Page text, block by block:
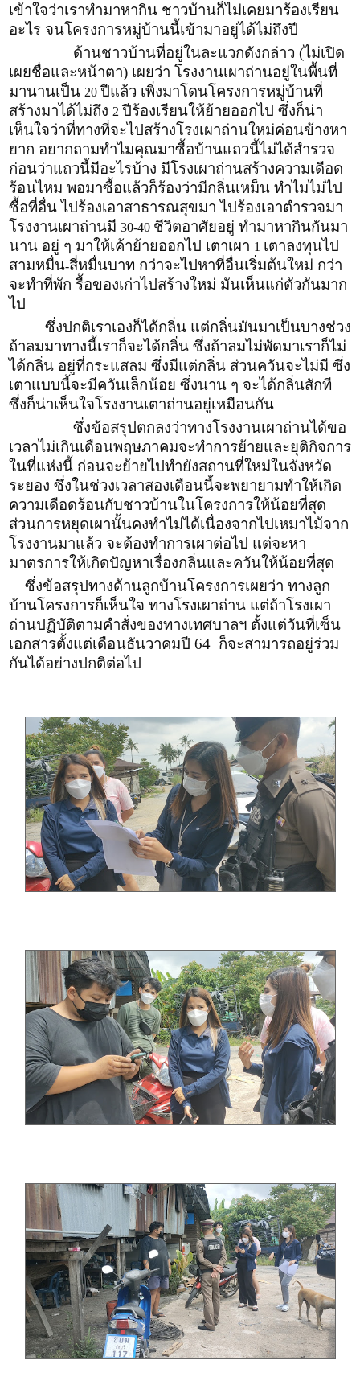
เข้าใจว่าเราทำมาหากิน ชาวบ้านก็ไม่เคยมาร้องเรียน
อะไร จนโครงการหมู่บ้านนี้เข้ามาอยู่ได้ไม่ถึงปี
ด้านชาวบ้านที่อยู่ในละแวกดังกล่าว (ไม่เปิด
เผยชื่อและหน้าตา) เผยว่า โรงงานเผาถ่านอยู่ในพื้นที่
มานานเป็น 20 ปีแล้ว เพิ่งมาโดนโครงการหมู่บ้านที่
สร้างมาได้ไม่ถึง 2 ปีร้องเรียนให้ย้ายออกไป ซึ่งก็น่า
เห็นใจว่าที่ทางที่จะไปสร้างโรงเผาถ่านใหม่ค่อนข้างหา
ยาก อยากถามทำไมคุณมาซื้อบ้านแถวนี้ไม่ได้สำรวจ
ก่อนว่าแถวนี้มีอะไรบ้าง มีโรงเผาถ่านสร้างความเดือด
ร้อนไหม พอมาซื้อแล้วก็ร้องว่ามีกลิ่นเหม็น ทำไมไม่ไป
ซื้อที่อื่น ไปร้องเอาสาธารณสุขมา ไปร้องเอาตำรวจมา
โรงงานเผาถ่านมี 30-40 ชีวิตอาศัยอยู่ ทำมาหากินกันมา
นาน อยู่ ๆ มาให้เค้าย้ายออกไป เตาเผา 1 เตาลงทุนไป
สามหมื่น-สี่หมื่นบาท กว่าจะไปหาที่อื่นเริ่มต้นใหม่ กว่า
จะทำที่พัก รื้อของเก่าไปสร้างใหม่ มันเห็นแก่ตัวกันมาก
ไป
ซึ่งปกติเราเองก็ได้กลิ่น แต่กลิ่นมันมาเป็นบางช่วง
ถ้าลมมาทางนี้เราก็จะได้กลิ่น ซึ่งถ้าลมไม่พัดมาเราก็ไม่
ได้กลิ่น อยู่ที่กระแสลม ซึ่งมีแต่กลิ่น ส่วนควันจะไม่มี ซึ่ง
เตาแบบนี้จะมีควันเล็กน้อย ซึ่งนาน ๆ จะได้กลิ่นสักที
ซึ่งก็น่าเห็นใจโรงงานเตาถ่านอยู่เหมือนกัน
ซึ่งข้อสรุปตกลงว่าทางโรงงานเผาถ่านได้ขอ
เวลาไม่เกินเดือนพฤษภาคมจะทำการย้ายและยุติกิจการ
ในที่แห่งนี้ ก่อนจะย้ายไปทำยังสถานที่ใหม่ในจังหวัด
ระยอง ซึ่งในช่วงเวลาสองเดือนนี้จะพยายามทำให้เกิด
ความเดือดร้อนกับชาวบ้านในโครงการให้น้อยที่สุด
ส่วนการหยุดเผานั้นคงทำไม่ได้เนื่องจากไปเหมาไม้จาก
โรงงานมาแล้ว จะต้องทำการเผาต่อไป แต่จะหา
มาตรการให้เกิดปัญหาเรื่องกลิ่นและควันให้น้อยที่สุด
ซึ่งข้อสรุปทางด้านลูกบ้านโครงการเผยว่า ทางลูก
บ้านโครงการก็เห็นใจ ทางโรงเผาถ่าน แต่ถ้าโรงเผา
ถ่านปฏิบัติตามคำสั่งของทางเทศบาลฯ ตั้งแต่วันที่เซ็น
เอกสารตั้งแต่เดือนธันวาคมปี 64 ก็จะสามารถอยู่ร่วม
กันได้อย่างปกติต่อไป